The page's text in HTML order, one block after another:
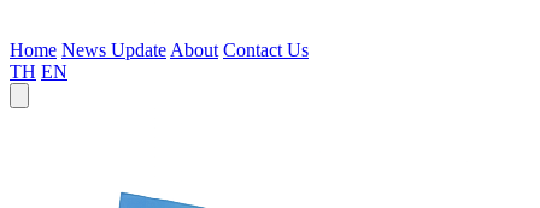
Home News Update About Contact Us
TH EN